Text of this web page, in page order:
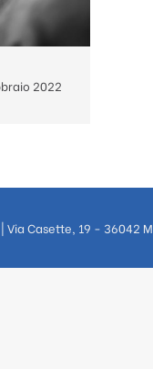
2022
Via Casette, 19 - 36042